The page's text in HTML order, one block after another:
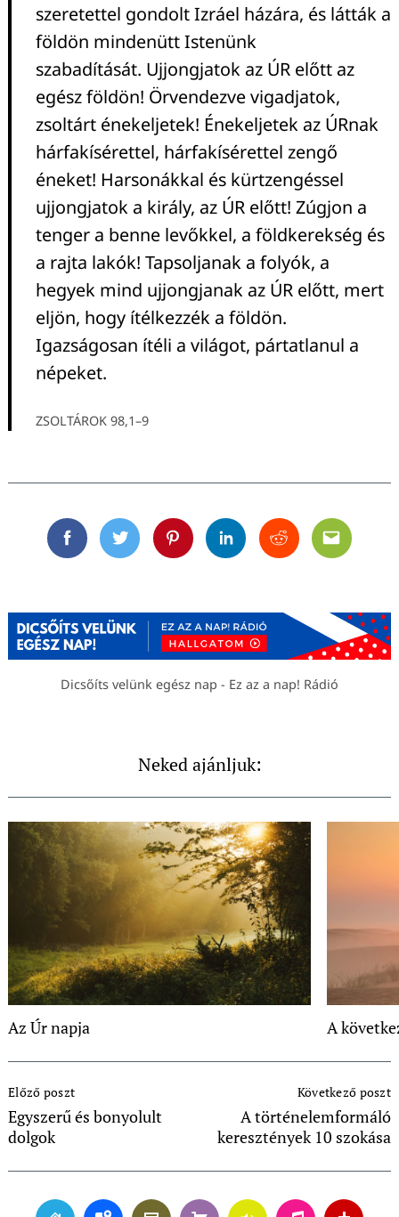
szeretettel gondolt Izráel házára, és látták a
földön mindenütt Istenünk
szabadítását. Ujjongjatok az ÚR előtt az
egész földön! Örvendezve vigadjatok,
zsoltárt énekeljetek! Énekeljetek az ÚRnak
hárfakísérettel, hárfakísérettel zengő
éneket! Harsonákkal és kürtzengéssel
ujjongjatok a király, az ÚR előtt! Zúgjon a
tenger a benne levőkkel, a földkerekség és
a rajta lakók! Tapsoljanak a folyók, a
hegyek mind ujjongjanak az ÚR előtt, mert
eljön, hogy ítélkezzék a földön.
Igazságosan ítéli a világot, pártatlanul a
népeket.
ZSOLTÁROK 98,1–9
FacebookTwitterPinterestLinkedinRedditEmail
Dicsőíts velünk egész nap - Ez az a nap! Rádió
Neked ajánljuk:
Az Úr napja A
Navigation
Előző poszt
Egyszerű és bonyolult
dolgok
Következő poszt
A történelemformáló
keresztények 10 szokása